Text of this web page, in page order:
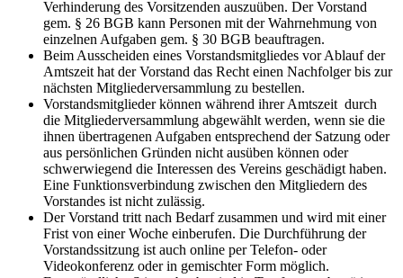
Verhinderung des Vorsitzenden auszuüben. Der Vorstand
gem. § 26 BGB kann Personen mit der Wahrnehmung von
einzelnen Aufgaben gem. § 30 BGB beauftragen.
Beim Ausscheiden eines Vorstandsmitgliedes vor Ablauf der
Amtszeit hat der Vorstand das Recht einen Nachfolger bis zur
nächsten Mitgliederversammlung zu bestellen.
Vorstandsmitglieder können während ihrer Amtszeit durch
die Mitgliederversammlung abgewählt werden, wenn sie die
ihnen übertragenen Aufgaben entsprechend der Satzung oder
aus persönlichen Gründen nicht ausüben können oder
schwerwiegend die Interessen des Vereins geschädigt haben.
Eine Funktionsverbindung zwischen den Mitgliedern des
Vorstandes ist nicht zulässig.
Der Vorstand tritt nach Bedarf zusammen und wird mit einer
Frist von einer Woche einberufen. Die Durchführung der
Vorstandssitzung ist auch online per Telefon- oder
Videokonferenz oder in gemischter Form möglich.